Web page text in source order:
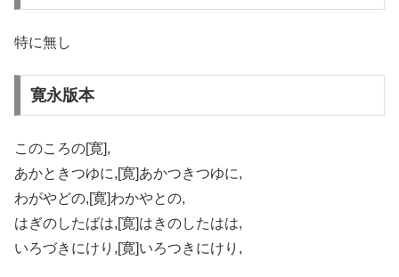
特に無し
寛永版本
このころの[寛],
あかときつゆに,[寛]あかつきつゆに,
わがやどの,[寛]わかやとの,
はぎのしたばは,[寛]はきのしたはは,
いろづきにけり,[寛]いろつきにけり,